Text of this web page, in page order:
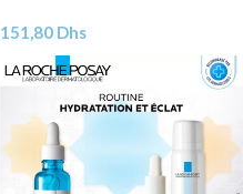
151,80 Dhs